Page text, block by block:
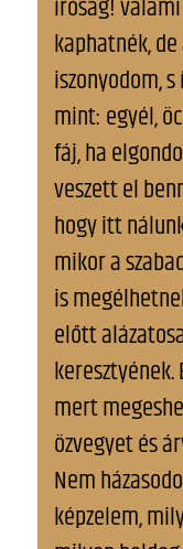
íróság!
kaphatnék,
iszonyodom,
mint: egyél,
fáj, ha
veszett el
hogy itt
mikor a
is
előtt
keresztyének.
mert
özvegyet és
Nem
képzelem,